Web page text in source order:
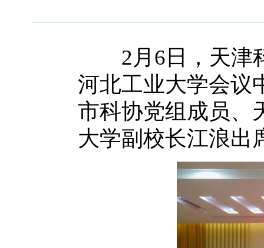
2月6日，天津科
河北工业大学会议
市科协党组成员、
大学副校长江浪出